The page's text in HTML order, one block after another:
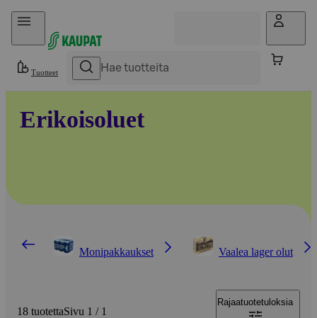
Hyppää sisältöön
Tuotteet
Erikoisoluet
Monipakkaukset Vaalea lager olut
18 tuotettaSivu 1 / 1
Rajaatuotetuloksia